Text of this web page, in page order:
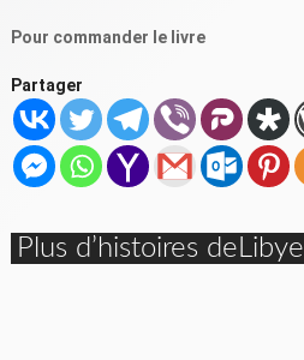
Pour commander le livre
Partager
Plus d’histoires deLibye